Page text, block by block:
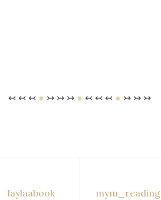
↢ ↢ ↢ ● ↣ ↣ ↣ ● ↢ ↢ ↢ ● ↣ ↣ ↣
laylaabook mym_reading